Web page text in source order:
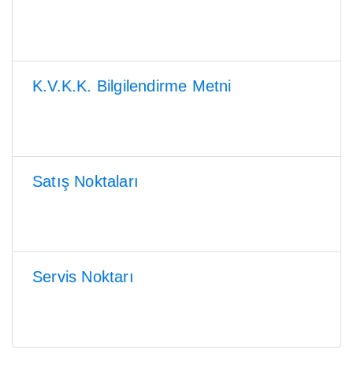
K.V.K.K. Bilgilendirme Metni
Satış Noktaları
Servis Noktarı